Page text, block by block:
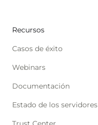
Recursos
Casos de éxito
Webinars
Documentación
Estado de los servidores